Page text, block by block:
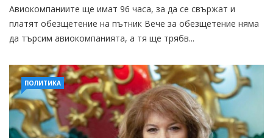
Авиокомпаниите ще имат 96 часа, за да се свържат и
платят обезщетение на пътник Вече за обезщетение няма
да търсим авиокомпанията, а тя ще трябв...
ПОЛИТИКА